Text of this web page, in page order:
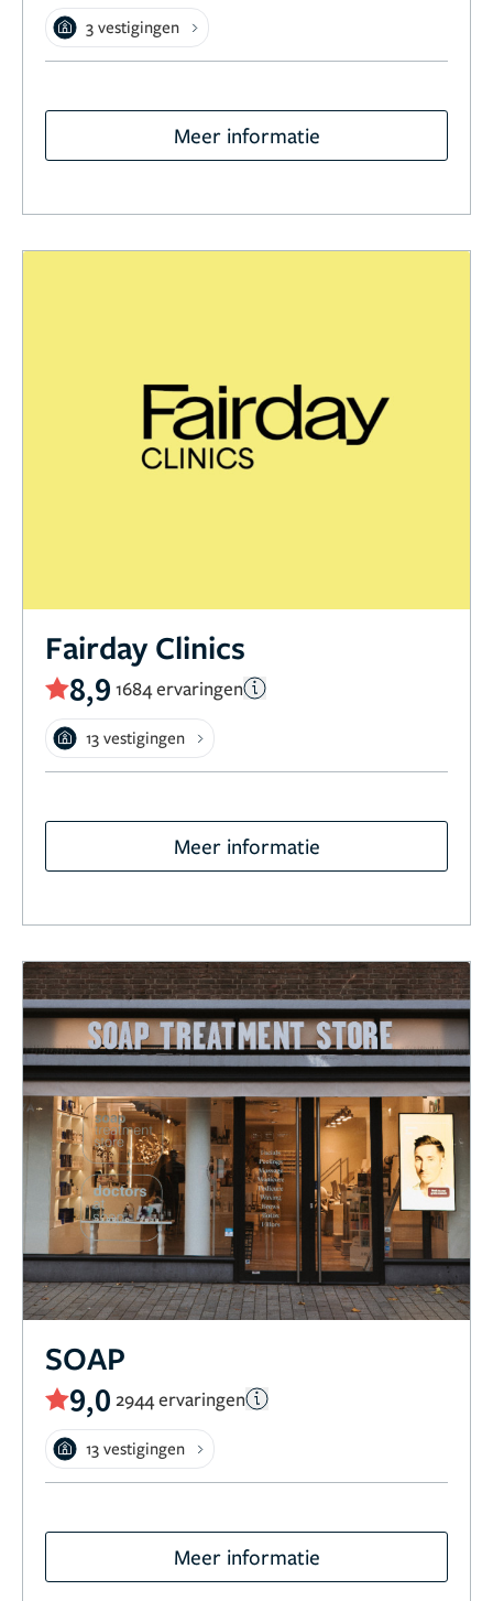
3 vestigingen
Meer informatie
Fairday Clinics
8,9 1684 ervaringen
13 vestigingen
Meer informatie
SOAP
9,0 2944 ervaringen
13 vestigingen
Meer informatie